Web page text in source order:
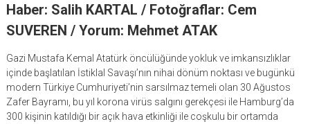
Haber: Salih KARTAL / Fotoğraflar: Cem
SUVEREN / Yorum: Mehmet ATAK
Gazi Mustafa Kemal Atatürk öncülüğünde yokluk ve imkansızlıklar
içinde başlatılan İstiklal Savaşı’nın nihai dönüm noktası ve bugünkü
modern Türkiye Cumhuriyeti’nin sarsılmaz temeli olan 30 Ağustos
Zafer Bayramı, bu yıl korona virüs salgını gerekçesi ile Hamburg’da
300 kişinin katıldığı bir açık hava etkinliği ile coşkulu bir ortamda